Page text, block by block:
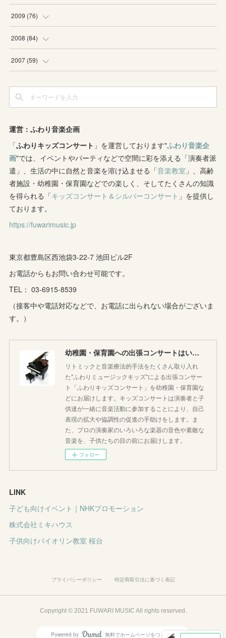
(3)
(3)
(1
(2)
(1
(5
(6
(3
(1
(3
(2)
(2
(2
(1
(8)
(5 )
(9
(1)
(6)
(5)
2009 (76)
(2
(9
(4
(7 )
(8
(8)
(3)
(7)
(10
2008 (84)
(16 )
(
(7)
(
(8)
(6)
(4)
(2)
(3)
2007 (59)
(
(7)
( 4)
5)
(7)
(9)
(3)
運営：ふわり音楽企画
「ふわりキッズコンサート 」を運営しております"ふわり音楽企
画"では、イベントやパーティなどで空間に彩を添える「演奏者派
遣」、生活の中に自然と音楽を溶け込ませる「音楽教室 」、高齢
者施設・幼稚園・保育園などでの楽しく、そしてたくさんの知識
を得られる「キッズコンサート＆シルバーコンサート 」を提供し
ております。
https://fuwarimusic.jp
東京都豊島区西池袋3-22-7 池田ビル2F
お電話からもお問い合わせ可能です。
TEL： 03-6915-8539
（接客中や電話対応などで、お電話に出られない場合がございま
す。）
幼稚園・保育園への出張コンサートはいかがですか♪
リトミックと音楽療法的手法をたくさん取り入れ
た"ふわりミュージックキッズ"による出張コンサー
ト「ふわりキッズコンサート」を幼稚園・保育園な
どにお届けします。キッズコンサートは演奏者と子
供達が一緒に音楽活動に参加することにより、自己
表現の拡大や協調性の促進の手助けをします。ま
た、プロの演奏家のいろいろな楽器の音色や素敵な
音楽を、子供たちの目の前にお届けします。
フォロー
LINK
子ども向けイベント｜NHKプロモーション
株式会社ミキハウス
子供向けバイオリン教室 桜台
プライバシーポリシー 特定商取引法に基づく表記
Copyright © 2021 FUWARI MUSIC All rights reserved.
Powered by 無料でホームページをつくろう